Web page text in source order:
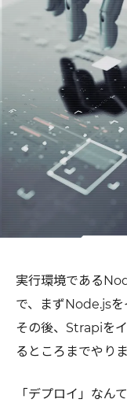
実行環境である
で、まずNode.jsを
その後、Strapiを
るところまでやりま
「デプロイ」なん